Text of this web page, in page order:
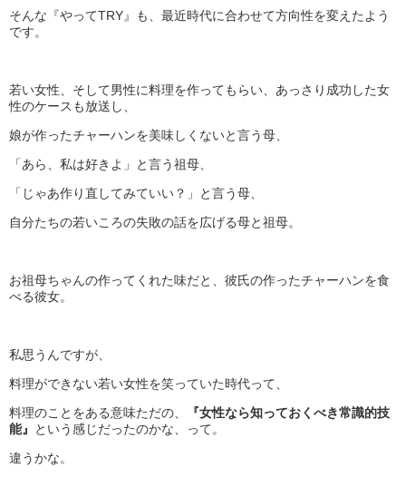
そんな『やってTRY』も、最近時代に合わせて方向性を変えたよう
です。
若い女性、そして男性に料理を作ってもらい、あっさり成功した女
性のケースも放送し、
娘が作ったチャーハンを美味しくないと言う母、
「あら、私は好きよ」と言う祖母、
「じゃあ作り直してみていい？」と言う母、
自分たちの若いころの失敗の話を広げる母と祖母。
お祖母ちゃんの作ってくれた味だと、彼氏の作ったチャーハンを食
べる彼女。
私思うんですが、
料理ができない若い女性を笑っていた時代って、
料理のことをある意味ただの、
『女性なら知っておくべき常識的技
能』
という感じだったのかな、って。
違うかな。